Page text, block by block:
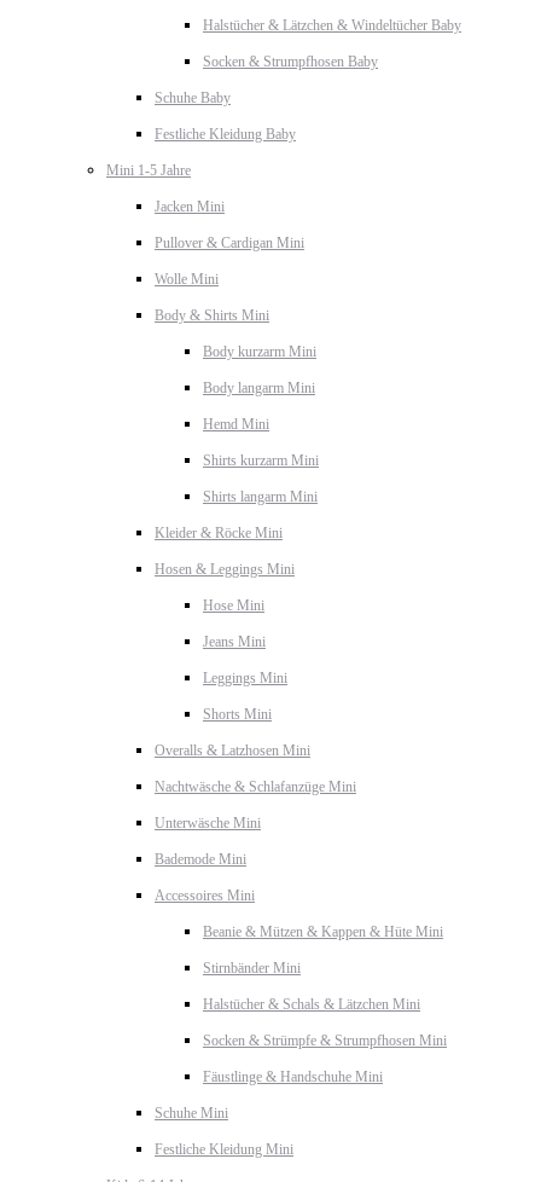
Halstücher & Lätzchen & Windeltücher Baby
Socken & Strumpfhosen Baby
Schuhe Baby
Festliche Kleidung Baby
Mini 1-5 Jahre
Jacken Mini
Pullover & Cardigan Mini
Wolle Mini
Body & Shirts Mini
Body kurzarm Mini
Body langarm Mini
Hemd Mini
Shirts kurzarm Mini
Shirts langarm Mini
Kleider & Röcke Mini
Hosen & Leggings Mini
Hose Mini
Jeans Mini
Leggings Mini
Shorts Mini
Overalls & Latzhosen Mini
Nachtwäsche & Schlafanzüge Mini
Unterwäsche Mini
Bademode Mini
Accessoires Mini
Beanie & Mützen & Kappen & Hüte Mini
Stirnbänder Mini
Halstücher & Schals & Lätzchen Mini
Socken & Strümpfe & Strumpfhosen Mini
Fäustlinge & Handschuhe Mini
Schuhe Mini
Festliche Kleidung Mini